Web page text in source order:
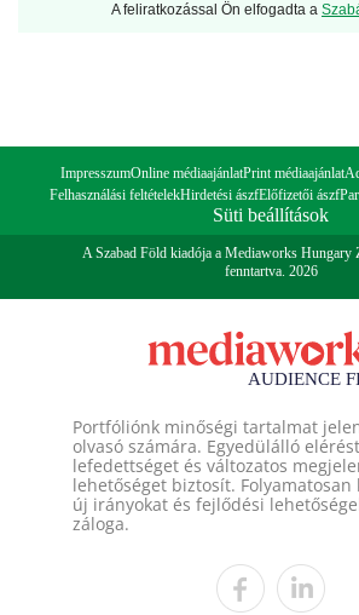
A feliratkozással Ön elfogadta a
ImpresszumOnline médiaajánlatPrint médiaajánlat
Felhasználási feltételekHirdetési ászfElőfizetői ászf
Süti beállítások
A Szabad Föld kiadója a Mediaworks
fenntartva. 2026
Portfóliónk minőségi tartalmat
olvasó számára. Egyedülálló
lefedettséget és változatos
lehetőséget biztosít. Folyamatosan
új irányokat és fejlődési
záloga.